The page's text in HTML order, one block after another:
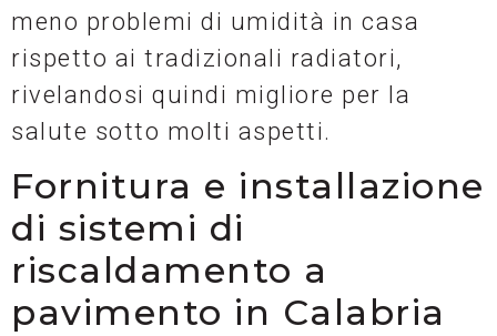
meno problemi di umidità in casa
rispetto ai tradizionali radiatori,
rivelandosi quindi migliore per la
salute sotto molti aspetti.
Fornitura e installazione
di sistemi di
riscaldamento a
pavimento in Calabria